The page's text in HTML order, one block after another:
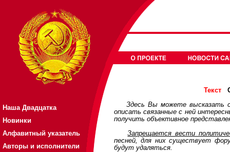
Наша Двадцатка
Новинки
Алфавитный указатель
Авторы и исполнители
Текст
Здесь Вы можете высказать
описать связанные с ней
получить объективное
Запрещается вести
песней, для них существует
будут удаляться.